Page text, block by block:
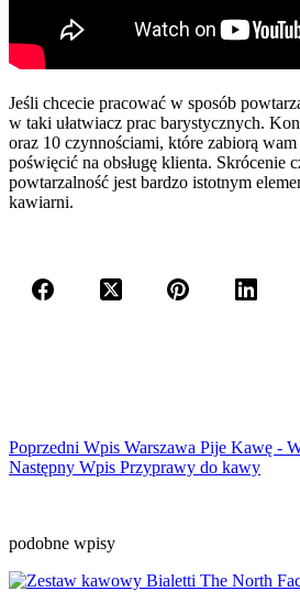
Jeśli chcecie pracować w sposób
w taki ułatwiacz prac barystycznych.
oraz 10 czynnościami, które zabiorą
poświęcić na obsługę klienta. Skrócenie
powtarzalność jest bardzo istotnym
kawiarni.
Poprzedni Wpis Warszawa Pije Kawę -
Następny Wpis Przyprawy do kawy
podobne wpisy